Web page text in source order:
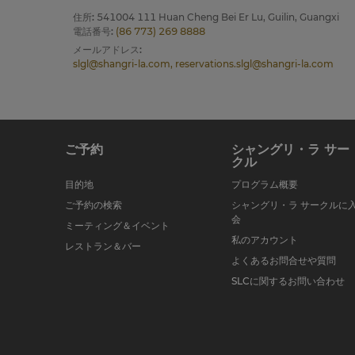
住所: 541004 111 Huan Cheng Bei Er Lu, Guilin, Guangxi
電話番号: (86 773) 269 8888
メールアドレス:
slgl@shangri-la.com, reservations.slgl@shangri-la.com
ご予約
目的地
ご予約の検索
ミーティング＆イベント
レストラン＆バー
シャングリ・ラ サー
クル
プログラム概要
シャングリ・ラ サークルに
会
私のアカウント
よくあるお問合せや質問
SLCに関するお問い合わせ